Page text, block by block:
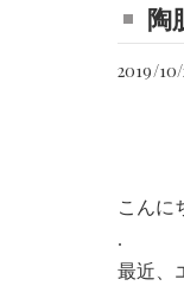
陶
2019/
こん
.
最近、